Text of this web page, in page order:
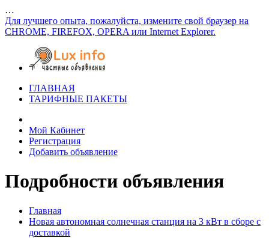
…
Для лучшего опыта, пожалуйста, измените свой браузер на
CHROME, FIREFOX, OPERA или Internet Explorer.
ГЛАВНАЯ
ТАРИФНЫЕ ПАКЕТЫ
Мой Кабинет
Регистрация
Добавить объявление
Подробности объявления
Главная
Новая автономная солнечная станция на 3 кВт в сборе с
доставкой